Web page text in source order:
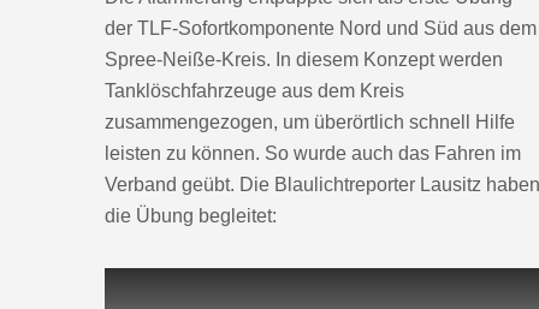
der TLF-Sofortkomponente Nord und Süd aus dem
Spree-Neiße-Kreis. In diesem Konzept werden
Tanklöschfahrzeuge aus dem Kreis
zusammengezogen, um überörtlich schnell Hilfe
leisten zu können. So wurde auch das Fahren im
Verband geübt. Die Blaulichtreporter Lausitz haben
die Übung begleitet: